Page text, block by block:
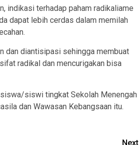
indikasi terhadap paham radikaliame
dapat lebih cerdas dalam memilah
dan diantisipasi sehingga membuat
radikal dan mencurigakan bisa
siswi tingkat Sekolah Menengah
dan Wawasan Kebangsaan itu.
Next